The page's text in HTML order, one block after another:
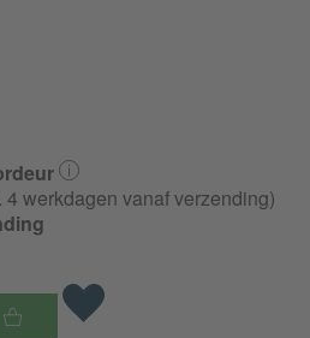
werkdagen vanaf verzending)